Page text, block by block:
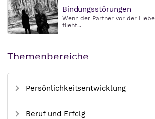
Bindungsstörungen
Wenn der Partner vor der Liebe
flieht...
Themenbereiche
Persönlichkeitsentwicklung
Beruf und Erfolg